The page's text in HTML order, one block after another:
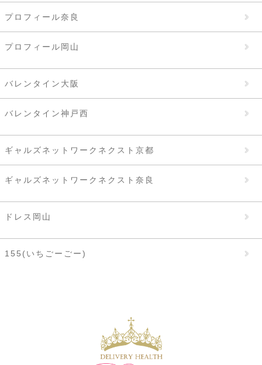
プロフィール奈良
プロフィール岡山
バレンタイン大阪
バレンタイン神戸西
ギャルズネットワークネクスト京都
ギャルズネットワークネクスト奈良
ドレス岡山
155(いちごーごー)